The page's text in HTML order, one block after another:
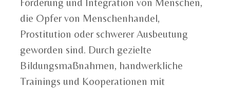
die Opfer von Menschenhandel,
Prostitution oder schwerer Ausbeutung
geworden sind. Durch gezielte
Bildungsmaßnahmen, handwerkliche
Trainings und Kooperationen mit